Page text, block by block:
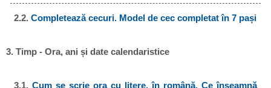
2.2.Completează cecuri. Model de cec completat în 7 pași
3. Timp - Ora, ani și date calendaristice
3.1.Cum se scrie ora cu litere, în română. Ce înseamnă